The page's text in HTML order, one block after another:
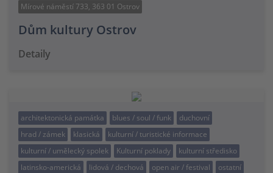
Mírové náměstí 733, 363 01 Ostrov
Dům kultury Ostrov
Detaily
architektonická památka blues / soul / funk
duchovní
hrad / zámek
klasická
kulturní / turistické informace
kulturní / umělecký spolek
Kulturní poklady
kulturní středisko
latinsko-americká
lidová / dechová open air / festival
ostatní